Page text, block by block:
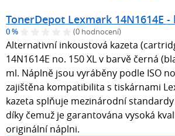
TonerDepot Lexmark 14N1614E
0 % (0 hodnocení)
Alternativní inkoustová kazeta
14N1614E no. 150 XL v barvě černá
ml. Náplně jsou vyráběny podle ISO
zajištěna kompatibilita s tiskárnami
kazeta splňuje mezinárodní
díky čemuž je garantována vysoká
originální náplni.